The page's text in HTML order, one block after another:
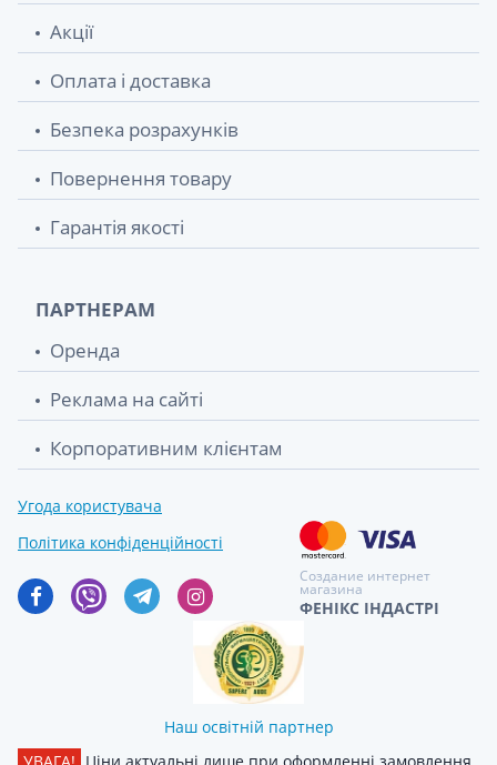
Акції
Оплата і доставка
Безпека розрахунків
Повернення товару
Гарантія якості
ПАРТНЕРАМ
Оренда
Реклама на сайті
Корпоративним клієнтам
Угода користувача
Політика конфіденційності
Создание интернет
магазина
ФЕНІКС ІНДАСТРІ
Наш освітній партнер